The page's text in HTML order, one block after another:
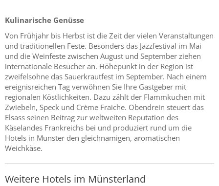
Kulinarische Genüsse
Von Frühjahr bis Herbst ist die Zeit der vielen Veranstaltungen
und traditionellen Feste. Besonders das Jazzfestival im Mai
und die Weinfeste zwischen August und September ziehen
internationale Besucher an. Höhepunkt in der Region ist
zweifelsohne das Sauerkrautfest im September. Nach einem
ereignisreichen Tag verwöhnen Sie Ihre Gastgeber mit
regionalen Köstlichkeiten. Dazu zählt der Flammkuchen mit
Zwiebeln, Speck und Crème Fraiche. Obendrein steuert das
Elsass seinen Beitrag zur weltweiten Reputation des
Käselandes Frankreichs bei und produziert rund um die
Hotels in Munster den gleichnamigen, aromatischen
Weichkäse.
Weitere Hotels im Münsterland